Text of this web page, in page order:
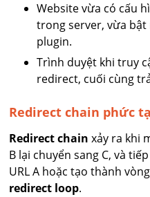
Website vừa có cấu
trong server, vừa
plugin.
Trình duyệt khi truy
redirect, cuối cùng
Redirect chain phức
Redirect chain xảy ra khi
B lại chuyển sang C, và
URL A hoặc tạo thành
redirect loop.